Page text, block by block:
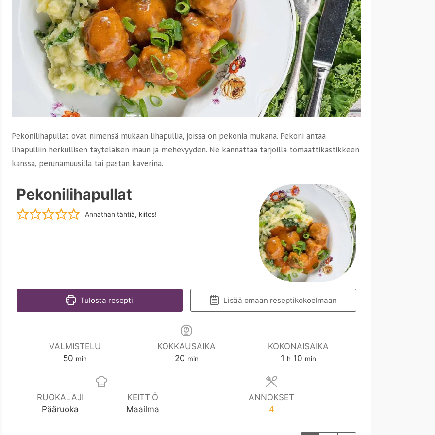
Pekonilihapullat ovat nimensä mukaan lihapullia, joissa on pekonia mukana. Pekoni antaa
lihapulliin herkullisen täyteläisen maun ja mehevyyden. Ne kannattaa tarjoilla tomaattikastikkeen
kanssa, perunamuusilla tai pastan kaverina.
Pekonilihapullat
Annathan tähtiä, kiitos!
Tulosta resepti Lisää omaan reseptikokoelmaan
VALMISTELU
50m
n
min
KOKKAUSAIKA
20m
n
min
KOKONAISAIKA
1
n
t
h 10m
n
min
RUOKALAJI
Pääruoka
KEITTIÖ
Maailma
ANNOKSET
4